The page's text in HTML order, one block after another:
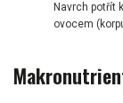
Navrch potřít
ovocem